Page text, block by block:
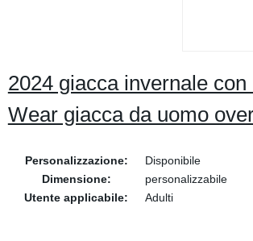
2024 giacca invernale
Wear giacca da uomo
Personalizzazione:
Disponibile
Dimensione:
personalizzabile
Utente applicabile:
Adulti